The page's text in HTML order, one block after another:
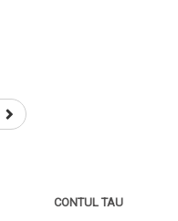
CONTUL TAU